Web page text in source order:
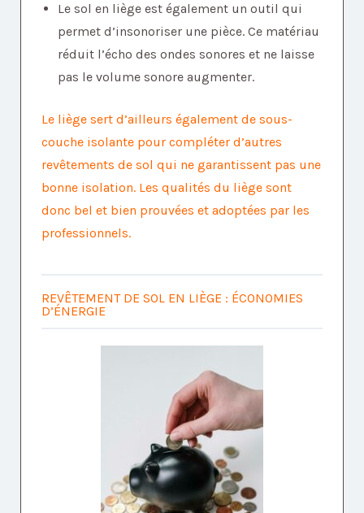
Le sol en liège est également un outil qui
permet d’insonoriser une pièce. Ce matériau
réduit l’écho des ondes sonores et ne laisse
pas le volume sonore augmenter.
Le liège sert d’ailleurs également de sous-
couche isolante pour compléter d’autres
revêtements de sol qui ne garantissent pas une
bonne isolation. Les qualités du liège sont
donc bel et bien prouvées et adoptées par les
professionnels.
REVÊTEMENT DE SOL EN LIÈGE : ÉCONOMIES
D’ÉNERGIE